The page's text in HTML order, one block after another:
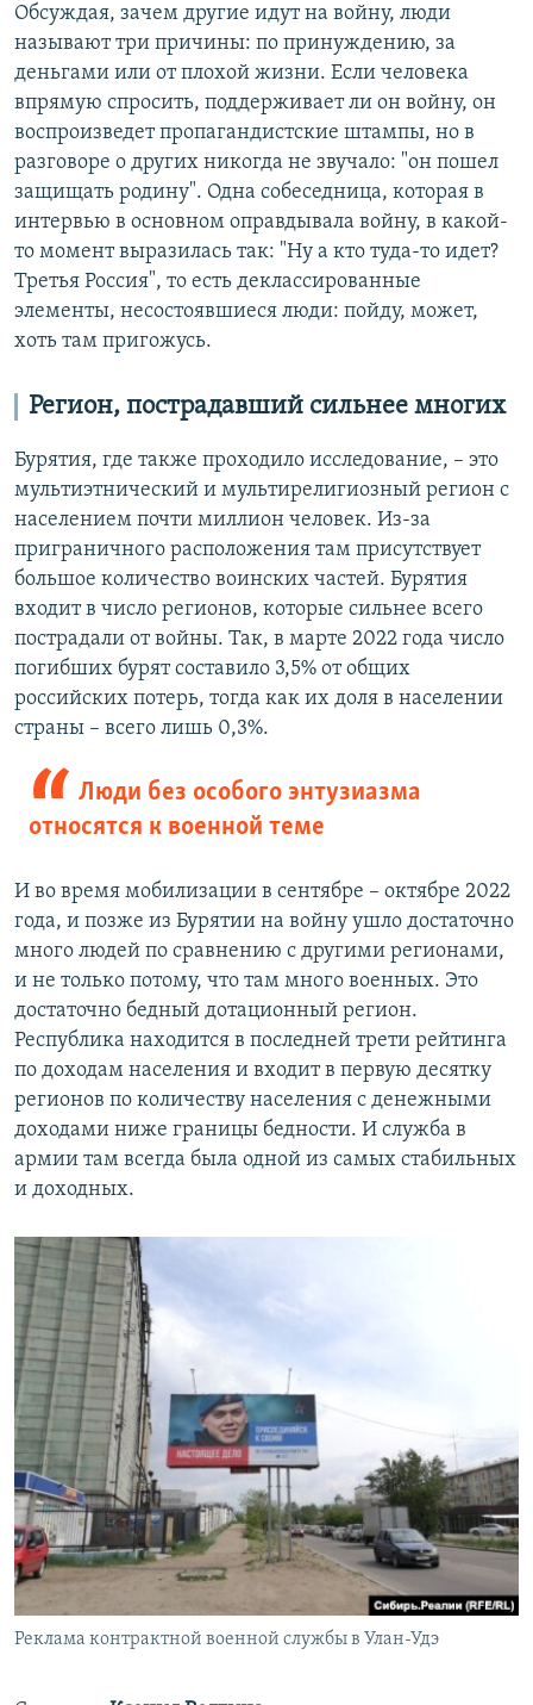
Обсуждая, зачем другие идут на войну, люди
называют три причины: по принуждению, за
деньгами или от плохой жизни. Если человека
впрямую спросить, поддерживает ли он войну, он
воспроизведет пропагандистские штампы, но в
разговоре о других никогда не звучало: "он пошел
защищать родину". Одна собеседница, которая в
интервью в основном оправдывала войну, в какой-
то момент выразилась так: "Ну а кто туда-то идет?
Третья Россия", то есть деклассированные
элементы, несостоявшиеся люди: пойду, может,
хоть там пригожусь.
Регион, пострадавший сильнее многих
Бурятия, где также проходило исследование, – это
мультиэтнический и мультирелигиозный регион с
населением почти миллион человек. Из-за
приграничного расположения там присутствует
большое количество воинских частей. Бурятия
входит в число регионов, которые сильнее всего
пострадали от войны. Так, в марте 2022 года число
погибших бурят составило 3,5% от общих
российских потерь, тогда как их доля в населении
страны – всего лишь 0,3%.
Люди без особого энтузиазма
относятся к военной теме
И во время мобилизации в сентябре – октябре 2022
года, и позже из Бурятии на войну ушло достаточно
много людей по сравнению с другими регионами,
и не только потому, что там много военных. Это
достаточно бедный дотационный регион.
Республика находится в последней трети рейтинга
по доходам населения и входит в первую десятку
регионов по количеству населения с денежными
доходами ниже границы бедности. И служба в
армии там всегда была одной из самых стабильных
и доходных.
Реклама контрактной военной службы в Улан-Удэ